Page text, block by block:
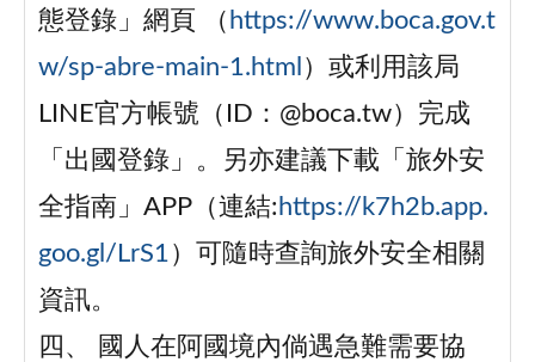
態登錄」網頁 （ https://www.boca.gov.t
w/sp-abre-main-1.html ）或利用該局
LINE官方帳號（ID：@boca.tw）完成
「出國登錄」。另亦建議下載「旅外安
全指南」APP（連結: https://k7h2b.app.
goo.gl/LrS1 ）可隨時查詢旅外安全相關
資訊。
四、 國人在阿國境內倘遇急難需要協